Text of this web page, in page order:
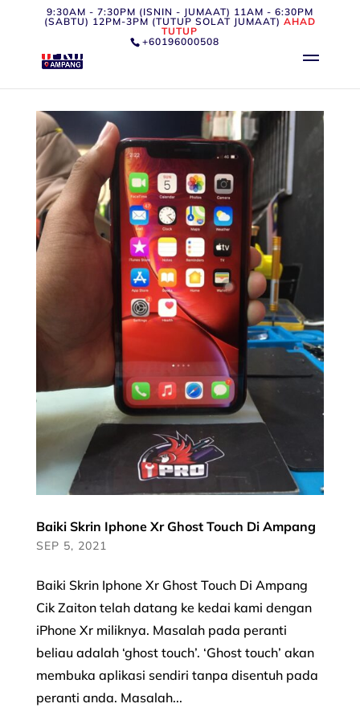
9:30AM - 7:30PM (ISNIN - JUMAAT) 11AM - 6:30PM
(SABTU) 12PM-3PM (TUTUP SOLAT JUMAAT) AHAD
TUTUP
+60196000508
Baiki Skrin Iphone Xr Ghost Touch Di Ampang
SEP 5, 2021
Baiki Skrin Iphone Xr Ghost Touch Di Ampang
Cik Zaiton telah datang ke kedai kami dengan
iPhone Xr miliknya. Masalah pada peranti
beliau adalah ‘ghost touch’. ‘Ghost touch’ akan
membuka aplikasi sendiri tanpa disentuh pada
peranti anda. Masalah...